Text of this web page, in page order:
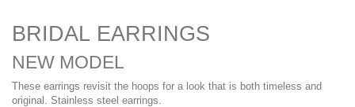
BRIDAL EARRINGS
NEW MODEL
These earrings revisit the hoops for a look that is both timeless and
original. Stainless steel earrings.